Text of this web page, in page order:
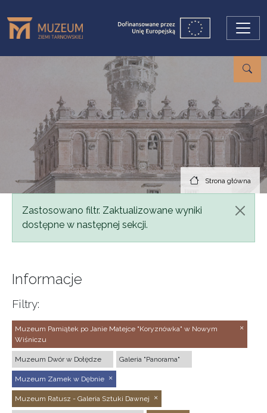
Strona główna
Komunikat
Zastosowano filtr. Zaktualizowane wyniki
dostępne w następnej sekcji.
Informacje
Filtry:
Muzeum Pamiątek po Janie Matejce "Koryznówka" w Nowym
Wiśniczu
Muzeum Dwór w Dołędze Galeria "Panorama"
Muzeum Zamek w Dębnie
Muzeum Ratusz - Galeria Sztuki Dawnej